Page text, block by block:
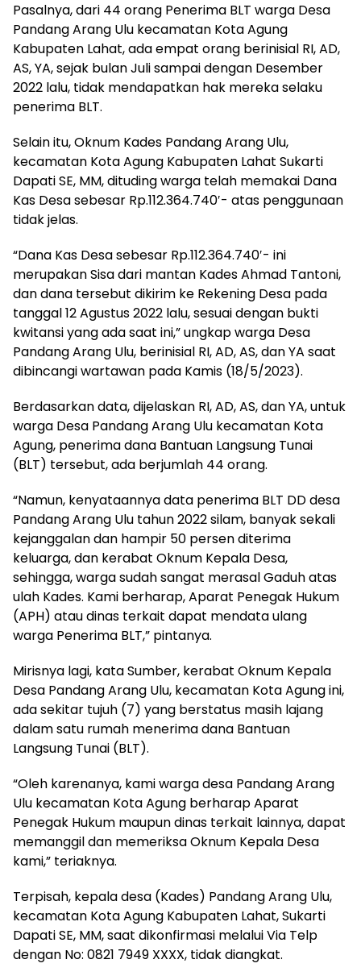
Pasalnya, dari 44 orang Penerima BLT warga Desa
Pandang Arang Ulu kecamatan Kota Agung
Kabupaten Lahat, ada empat orang berinisial RI, AD,
AS, YA, sejak bulan Juli sampai dengan Desember
2022 lalu, tidak mendapatkan hak mereka selaku
penerima BLT.
Selain itu, Oknum Kades Pandang Arang Ulu,
kecamatan Kota Agung Kabupaten Lahat Sukarti
Dapati SE, MM, dituding warga telah memakai Dana
Kas Desa sebesar Rp.112.364.740′- atas penggunaan
tidak jelas.
“Dana Kas Desa sebesar Rp.112.364.740′- ini
merupakan Sisa dari mantan Kades Ahmad Tantoni,
dan dana tersebut dikirim ke Rekening Desa pada
tanggal 12 Agustus 2022 lalu, sesuai dengan bukti
kwitansi yang ada saat ini,” ungkap warga Desa
Pandang Arang Ulu, berinisial RI, AD, AS, dan YA saat
dibincangi wartawan pada Kamis (18/5/2023).
Berdasarkan data, dijelaskan RI, AD, AS, dan YA, untuk
warga Desa Pandang Arang Ulu kecamatan Kota
Agung, penerima dana Bantuan Langsung Tunai
(BLT) tersebut, ada berjumlah 44 orang.
“Namun, kenyataannya data penerima BLT DD desa
Pandang Arang Ulu tahun 2022 silam, banyak sekali
kejanggalan dan hampir 50 persen diterima
keluarga, dan kerabat Oknum Kepala Desa,
sehingga, warga sudah sangat merasal Gaduh atas
ulah Kades. Kami berharap, Aparat Penegak Hukum
(APH) atau dinas terkait dapat mendata ulang
warga Penerima BLT,” pintanya.
Mirisnya lagi, kata Sumber, kerabat Oknum Kepala
Desa Pandang Arang Ulu, kecamatan Kota Agung ini,
ada sekitar tujuh (7) yang berstatus masih lajang
dalam satu rumah menerima dana Bantuan
Langsung Tunai (BLT).
“Oleh karenanya, kami warga desa Pandang Arang
Ulu kecamatan Kota Agung berharap Aparat
Penegak Hukum maupun dinas terkait lainnya, dapat
memanggil dan memeriksa Oknum Kepala Desa
kami,” teriaknya.
Terpisah, kepala desa (Kades) Pandang Arang Ulu,
kecamatan Kota Agung Kabupaten Lahat, Sukarti
Dapati SE, MM, saat dikonfirmasi melalui Via Telp
dengan No: 0821 7949 XXXX, tidak diangkat.